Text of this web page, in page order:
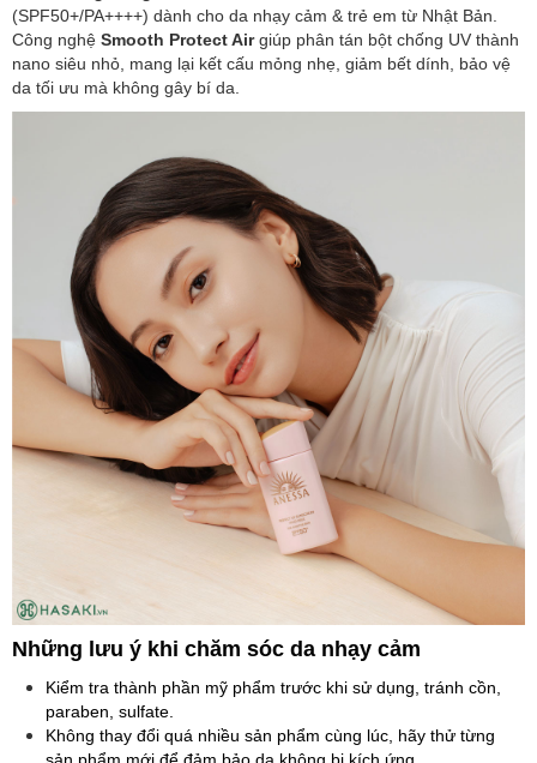
(SPF50+/PA++++) dành cho da nhạy cảm & trẻ em từ Nhật Bản.
Công nghệ Smooth Protect Airgiúp phân tán bột chống UV thành
nano siêu nhỏ, mang lại kết cấu mỏng nhẹ, giảm bết dính, bảo vệ
da tối ưu mà không gây bí da.
Những lưu ý khi chăm sóc da nhạy cảm
Kiểm tra thành phần mỹ phẩm trước khi sử dụng, tránh cồn,
paraben, sulfate.
Không thay đổi quá nhiều sản phẩm cùng lúc, hãy thử từng